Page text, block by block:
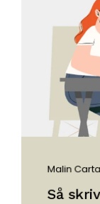
Malin
Så